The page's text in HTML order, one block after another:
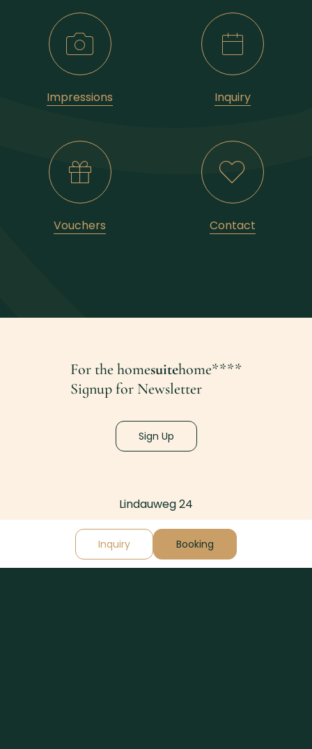
Impressions Inquiry
Vouchers Contact
For the homesuitehome****
Signup for Newsletter
Sign Up
Lindauweg 24
6391 Fieberbrunn
Austria
Inquiry Booking